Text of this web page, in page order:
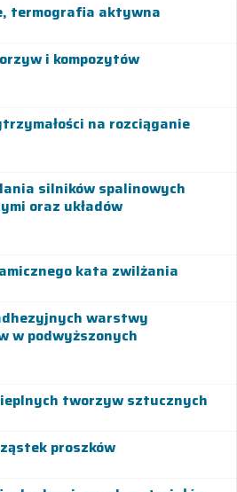
termografia aktywna
i kompozytów
na rozciąganie
silników spalinowych
oraz układów
kata zwilżania
warstwy
w podwyższonych
tworzyw sztucznych
proszków